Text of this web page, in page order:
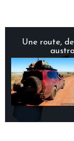
Une route,